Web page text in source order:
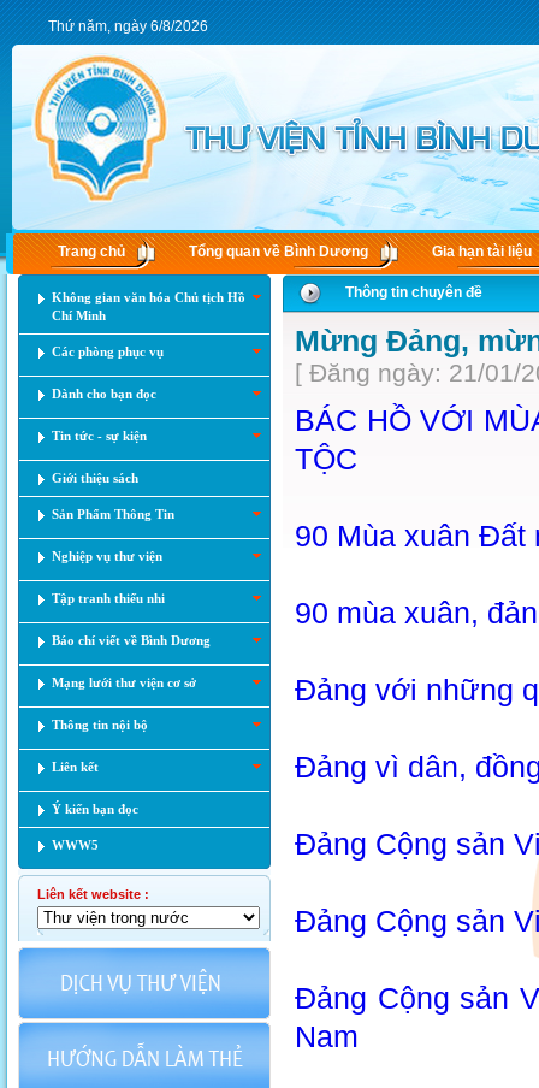
Thứ năm, ngày 6/8/2026
Trang chủ Tổng quan về Bình Dương Gia hạn tài liệu
Không gian văn hóa Chủ tịch Hồ
Chí Minh
Các phòng phục vụ
Dành cho bạn đọc
Tin tức - sự kiện
Giới thiệu sách
Sản Phẩm Thông Tin
Nghiệp vụ thư viện
Tập tranh thiếu nhi
Báo chí viết về Bình Dương
Mạng lưới thư viện cơ sở
Thông tin nội bộ
Liên kết
Ý kiến bạn đọc
WWW5
Liên kết website :
Thông tin chuyên đề
Mừng Đảng,
[ Đăng ngày: 21/01/
BÁC HỒ VỚI
TỘC
90 Mùa xuân
90 mùa xuân,
Đảng với những
Đảng vì dân,
Đảng Cộng sản
Đảng Cộng sản
Đảng Cộng sản
Nam